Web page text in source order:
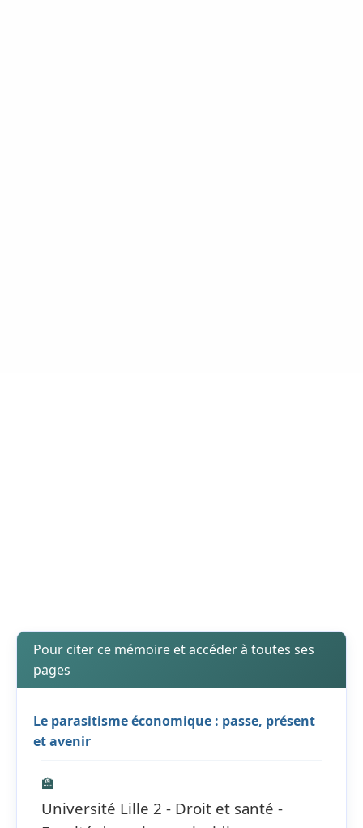
Pour citer ce mémoire et accéder à toutes ses
pages
Le parasitisme économique : passe, présent
et avenir
🏫
Université Lille 2 - Droit et santé -